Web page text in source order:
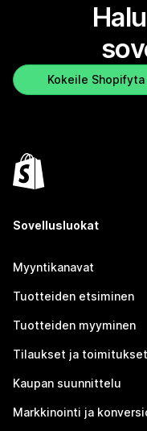
Kokeile
Sovellusluokat
Myyntikanavat
Tuotteiden etsiminen
Tuotteiden myyminen
Tilaukset ja toimitukset
Kaupan suunnittelu
Markkinointi ja